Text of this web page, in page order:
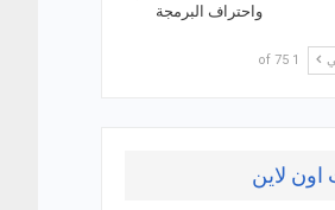
واحتراف البرمجة
1 of 75
لاين